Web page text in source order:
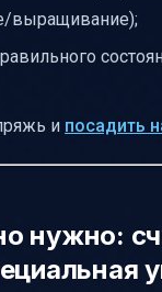
выращивание);
и посадить
нужно: